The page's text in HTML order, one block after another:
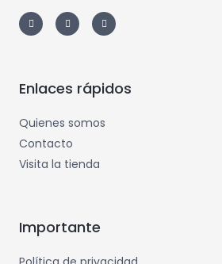
Enlaces rápidos
Quienes somos
Contacto
Visita la tienda
Importante